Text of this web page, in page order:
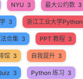
NYU 3 最大公约数 3
3 浙江工业大学Python
合集 3 PPT 教程 3
馆 3 自我提升 3
3 Python 练习 3